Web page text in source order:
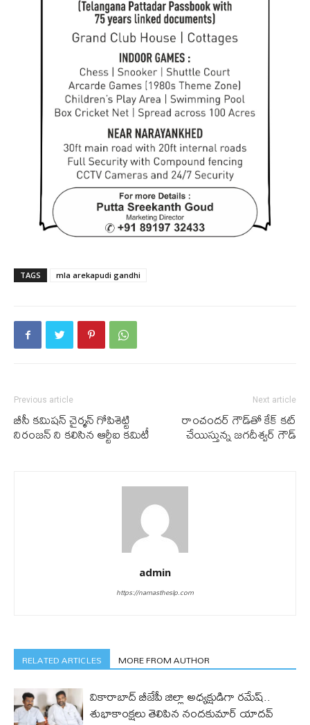
TAGS mla arekapudi gandhi
Previous article
బీసీ కమిషన్ చైర్మన్ గోపిశెట్టి
నిరంజన్ ని కలిసిన ఆర్టీఐ కమిటీ
Next article
రాంచంద‌ర్ గౌడ్‌తో కేక్ క‌ట్
చేయిస్తున్న జ‌గ‌దీశ్వ‌ర్ గౌడ్
admin
https://namastheslp.com
RELATED ARTICLES MORE FROM AUTHOR
వికారాబాద్ బీజేపీ జిల్లా అధ్యక్షుడిగా రమేష్‌..
శుభాకాంక్షలు తెలిపిన నందకుమార్ యాదవ్